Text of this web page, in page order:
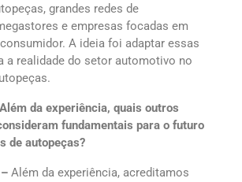
grandes redes de
e empresas focadas em
A ideia foi adaptar essas
a realidade do setor automotivo no
da experiência, quais outros
fundamentais para o futuro
de autopeças?
Além da experiência, acreditamos